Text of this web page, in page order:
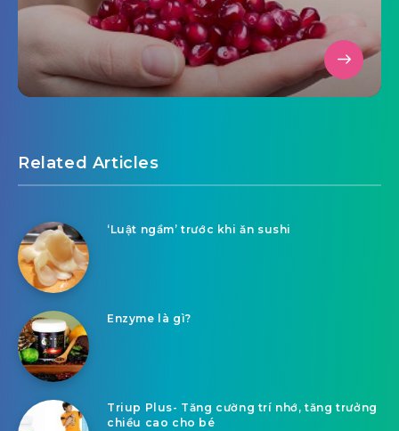
Related Articles
‘Luật ngầm’ trước khi ăn sushi
Enzyme là gì?
Triup Plus- Tăng cường trí nhớ, tăng trưởng
chiều cao cho bé